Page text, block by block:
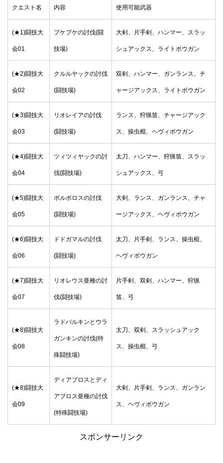
クエスト名 内容 使用可能武器
(★1)闘技大
会01
プケプケの討伐(闘
技場)
大剣、片手剣、ハンマー、スラッ
シュアックス、ライトボウガン
(★2)闘技大
会02
クルルヤックの討伐
(闘技場)
双剣、ハンマー、ガンランス、チ
ャージアックス、ライトボウガン
(★3)闘技大
会03
リオレイアの討伐
(闘技場)
ランス、狩猟笛、チャージアック
ス、操虫棍、ヘヴィボウガン
(★4)闘技大
会04
ツィツィヤックの討
伐(闘技場)
太刀、ハンマー、狩猟笛、スラッ
シュアックス、弓
(★5)闘技大
会05
ボルボロスの討伐
(闘技場)
大剣、ランス、ガンランス、チャ
ージアックス、ヘヴィボウガン
(★6)闘技大
会06
ドドガマルの討伐
(闘技場)
太刀、片手剣、ランス、操虫棍、
ヘヴィボウガン
(★7)闘技大
会07
リオレウス亜種の討
伐(闘技場)
片手剣、双剣、ハンマー、狩猟
笛、弓
(★8)闘技大
会08
ラドバルキンとウラ
ガンキンの討伐(特
殊闘技場)
太刀、双剣、スラッシュアック
ス、操虫棍、弓
(★8)闘技大
会09
ディアブロスとディ
アブロス亜種の討伐
(特殊闘技場)
大剣、片手剣、ランス、ガンラン
ス、ヘヴィボウガン
スポンサーリンク